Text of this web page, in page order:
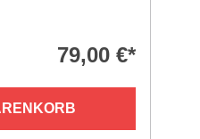
79,00 €*